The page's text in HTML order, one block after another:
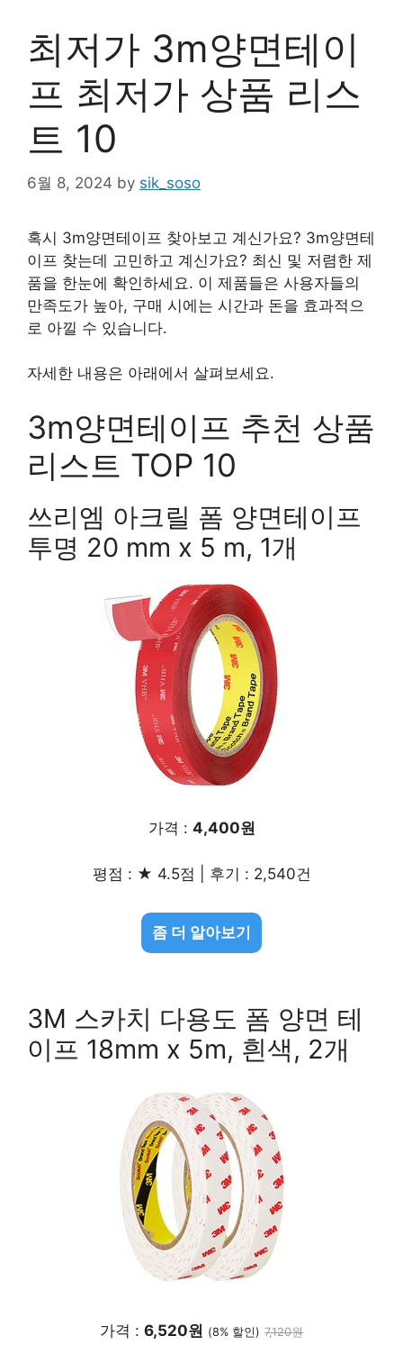
최저가 3m양면테이
프 최저가 상품 리스
트 10
6월 8, 2024 by sik_soso
혹시 3m양면테이프 찾아보고 계신가요? 3m양면테
이프 찾는데 고민하고 계신가요? 최신 및 저렴한 제
품을 한눈에 확인하세요. 이 제품들은 사용자들의
만족도가 높아, 구매 시에는 시간과 돈을 효과적으
로 아낄 수 있습니다.
자세한 내용은 아래에서 살펴보세요.
3m양면테이프 추천 상품
리스트 TOP 10
쓰리엠 아크릴 폼 양면테이프
투명 20 mm x 5 m, 1개
가격 : 4,400원
평점 : ★ 4.5점 | 후기 : 2,540건
좀 더 알아보기
3M 스카치 다용도 폼 양면 테
이프 18mm x 5m, 흰색, 2개
가격 : 6,520원 (8% 할인) 7,120원